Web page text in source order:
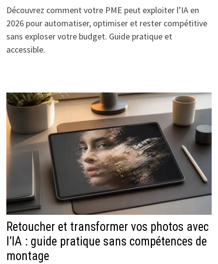
Découvrez comment votre PME peut exploiter l’IA en
2026 pour automatiser, optimiser et rester compétitive
sans exploser votre budget. Guide pratique et
accessible.
Retoucher et transformer vos photos avec
l’IA : guide pratique sans compétences de
montage